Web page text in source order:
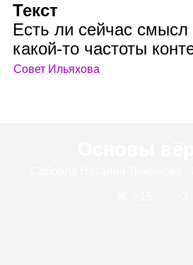
Текст
Есть ли сейчас смысл
какой‑то частоты
Совет Ильяхова